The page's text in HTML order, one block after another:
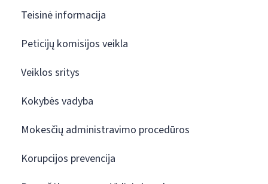
Teisinė informacija
Peticijų komisijos veikla
Veiklos sritys
Kokybės vadyba
Mokesčių administravimo procedūros
Korupcijos prevencija